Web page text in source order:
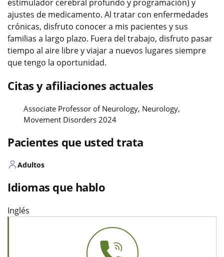
estimulador cerebral profundo y programación) y
ajustes de medicamento. Al tratar con enfermedades
crónicas, disfruto conocer a mis pacientes y sus
familias a largo plazo. Fuera del trabajo, disfruto pasar
tiempo al aire libre y viajar a nuevos lugares siempre
que tengo la oportunidad.
Citas y afiliaciones actuales
Associate Professor of Neurology, Neurology,
Movement Disorders 2024
Pacientes que usted trata
Adultos
Idiomas que hablo
Inglés